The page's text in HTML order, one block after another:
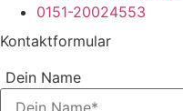
0151-20024553
Kontaktformular
Dein Name